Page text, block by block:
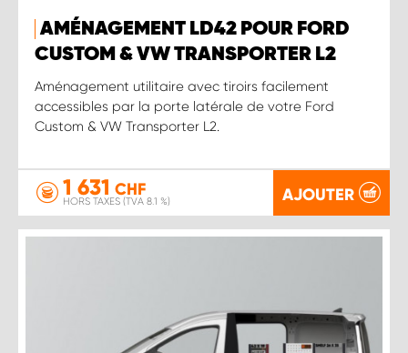
AMÉNAGEMENT LD42 POUR FORD
CUSTOM & VW TRANSPORTER L2
Aménagement utilitaire avec tiroirs facilement
accessibles par la porte latérale de votre Ford
Custom & VW Transporter L2.
1 631 CHF
HORS TAXES (TVA 8.1 %) AJOUTER